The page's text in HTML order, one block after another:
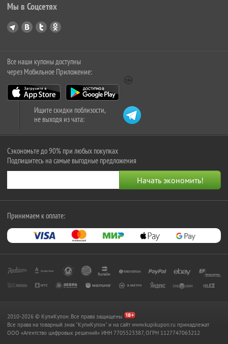
Мы в Соцсетях
Все наши купоны доступны
через Мобильное Приложение:
Ищите скидки поблизости,
не выходя из чата:
Сэкономьте до 90% при любых покупках
Подпишитесь на самые выгодные предложения
Принимаем к оплате:
2010-2026 © КупиКупон. Все права защищены.
Все права на товарный знак "КупиКупон" и на сайт www.kupikupon.ru принадлежат
OOO «Агентство цифровых решений» ИНН 7705523387, ОГРН 1127747063212